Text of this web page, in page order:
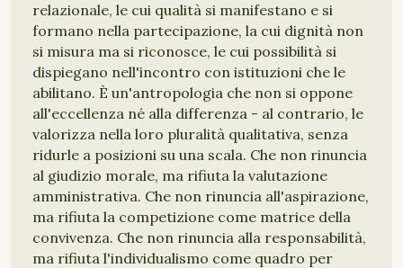
relazionale, le cui qualità si manifestano e si
formano nella partecipazione, la cui dignità non
si misura ma si riconosce, le cui possibilità si
dispiegano nell'incontro con istituzioni che le
abilitano. È un'antropologia che non si oppone
all'eccellenza né alla differenza - al contrario, le
valorizza nella loro pluralità qualitativa, senza
ridurle a posizioni su una scala. Che non rinuncia
al giudizio morale, ma rifiuta la valutazione
amministrativa. Che non rinuncia all'aspirazione,
ma rifiuta la competizione come matrice della
convivenza. Che non rinuncia alla responsabilità,
ma rifiuta l'individualismo come quadro per